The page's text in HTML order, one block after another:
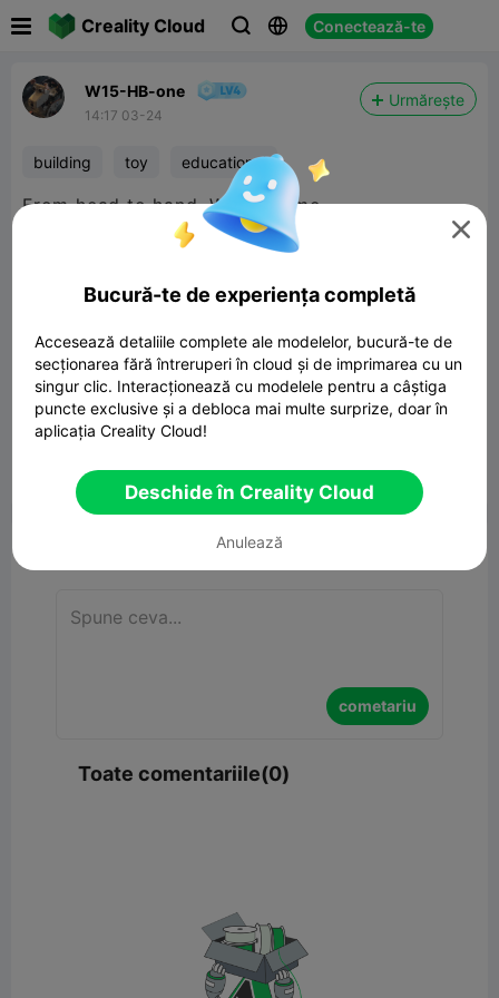
Creality Cloud   Conectează-te
W15-HB-one
14:17 03-24
Urmărește
building toy educational
From head to hand. What a time
Raport 5 
cometariu
Toate comentariile(0)

Bucură-te de experiența completă
Accesează detaliile complete ale modelelor, bucură-te de
secționarea fără întreruperi în cloud și de imprimarea cu un
singur clic. Interacționează cu modelele pentru a câștiga
puncte exclusive și a debloca mai multe surprize, doar în
aplicația Creality Cloud!
Deschide în Creality Cloud
Anulează